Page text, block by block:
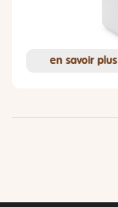
en savoir plus